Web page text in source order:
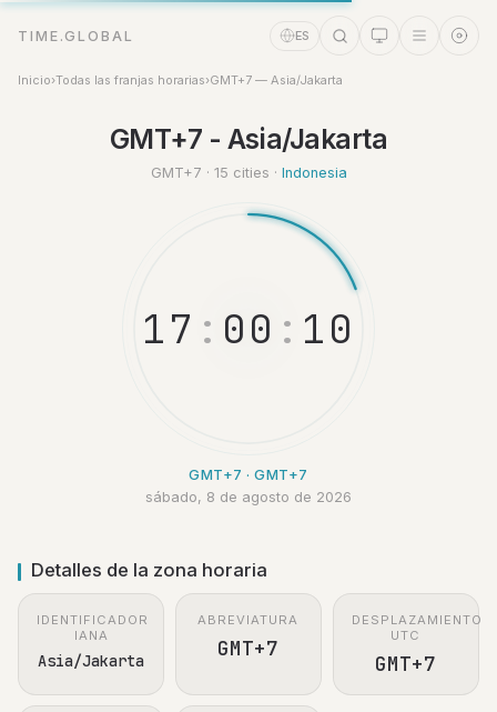
TIME.GLOBAL ES
Inicio›Todas las franjas horarias›GMT+7 — Asia/Jakarta
GMT+7 - Asia/Jakarta
GMT+7 · 15 cities · Indonesia
17 : 00 : 1 1
GMT+7 · GMT+7
sábado, 8 de agosto de 2026
Detalles de la zona horaria
IDENTIFICADOR
IANA
Asia/Jakarta
ABREVIATURA
GMT+7
DESPLAZAMIENTO
UTC
GMT+7
Asistente de tiempo